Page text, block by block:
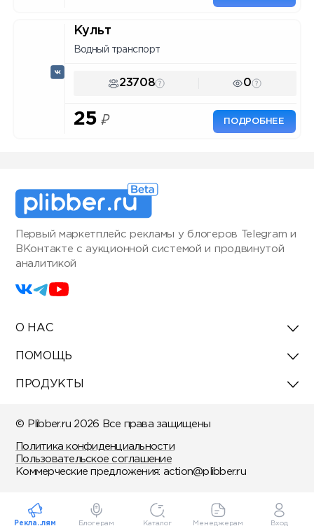
Рекла..лям Блогерам Каталог Менеджерам Вход
Культ
Водный транспорт
23708 0
25 ₽ ПОДРОБНЕЕ
Первый маркетплейс рекламы у блогеров Telegram и
ВКонтакте с аукционной системой и продвинутой
аналитикой
О НАС
ПОМОЩЬ
ПРОДУКТЫ
© Plibber.ru 2026 Все права защищены
Политика конфиденциальности
Пользовательское соглашение
Коммерческие предложения: action@plibber.ru